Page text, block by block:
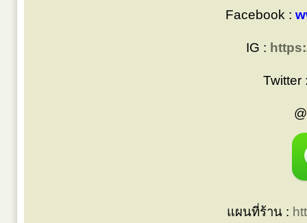
Facebook :
IG :
Twitter
แผนที่ร้าน :